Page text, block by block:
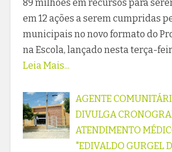
89 milhões em recursos para
em 12 ações a serem cumpridas
municipais no novo formato do
na Escola, lançado nesta terça-
Leia Mais...
AGENTE
DIVULGA
ATENDIMENTO
"EDIVALDO GURGEL